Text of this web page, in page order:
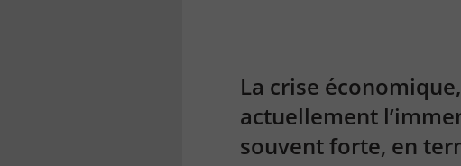
La crise
actuellement
souvent forte, en